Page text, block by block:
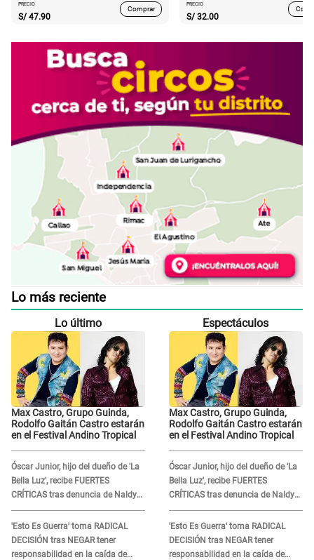
PRECIO
S/ 47.90
Comprar
PRECIO
S/ 32.00
Lo más reciente
Lo último
Max Castro, Grupo Guinda,
Rodolfo Gaitán Castro estarán
en el Festival Andino Tropical
Óscar Junior, hijo del dueño de 'La
Bella Luz', recibe FUERTES
CRÍTICAS tras denuncia de Naldy
Saldaña contra su tío: "Cómplice"
'Esto Es Guerra' toma RADICAL
DECISIÓN tras NEGAR tener
responsabilidad en la caída de
Espectáculos
Max Castro, Grupo Guinda,
Rodolfo Gaitán Castro estarán
en el Festival Andino Tropical
Óscar Junior, hijo del dueño de 'La
Bella Luz', recibe FUERTES
CRÍTICAS tras denuncia de Naldy
Saldaña contra su tío: "Cómplice"
'Esto Es Guerra' toma RADICAL
DECISIÓN tras NEGAR tener
responsabilidad en la caída de